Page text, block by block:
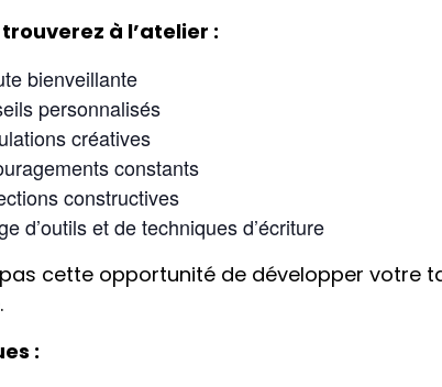
à l’atelier :
bienveillante
personnalisés
créatives
constants
constructives
d’outils et de techniques d’écriture
cette opportunité de développer votre
: